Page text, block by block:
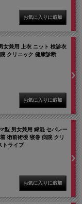
女兼用 上衣 ニット 検診衣
クリニック 健康診断
型 男女兼用 綿混 セパレー
術前術後 寝巻 病院 クリ
トライプ